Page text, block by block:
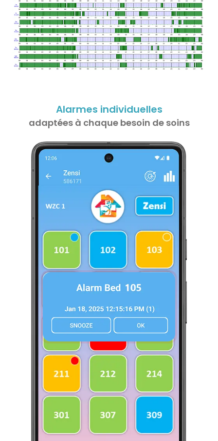
Alarmes individuelles
adaptées à chaque besoin de soins